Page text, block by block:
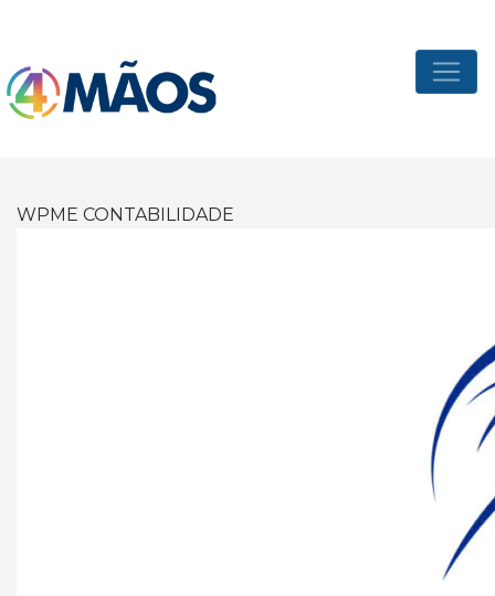
WPME CONTABILIDADE